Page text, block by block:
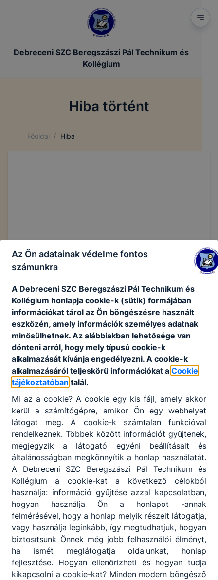
Debreceni SZC Beregszászi Pál Technikum és
Kollégium
Hiba történt
Főoldal / Hiba
A keresett oldal nem található.
Vissza a főoldalra
Partnereink
Az Ön adatainak védelme fontos
számunkra
A Debreceni SZC Beregszászi Pál Technikum és
Kollégium honlapja cookie-k (sütik) formájában
információkat tárol az Ön böngészésre használt
eszközén, amely információk személyes adatnak
minősülhetnek. Az alábbiakban lehetősége van
dönteni arról, hogy mely típusú cookie-k
alkalmazását kívánja engedélyezni. A cookie-k
alkalmazásáról teljeskörű információkat a Cookie
tájékoztatóban talál.
Mi az a cookie? A cookie egy kis fájl, amely akkor
kerül a számítógépre, amikor Ön egy webhelyet
látogat meg. A cookie-k számtalan funkcióval
rendelkeznek. Többek között információt gyűjtenek,
megjegyzik a látogató egyéni beállításait és
általánosságban megkönnyítik a honlap használatát.
A Debreceni SZC Beregszászi Pál Technikum és
Kollégium a cookie-kat a következő célokból
használja: információ gyűjtése azzal kapcsolatban,
hogyan használja Ön a honlapot -annak
felmérésével, hogy a honlap melyik részeit látogatja,
vagy használja leginkább, így megtudhatjuk, hogyan
biztosítsunk Önnek még jobb felhasználói élményt,
ha ismét meglátogatja oldalunkat, honlap
fejlesztése. Hogyan ellenőrizheti és hogyan tudja
kikapcsolni a cookie-kat? Minden modern böngésző